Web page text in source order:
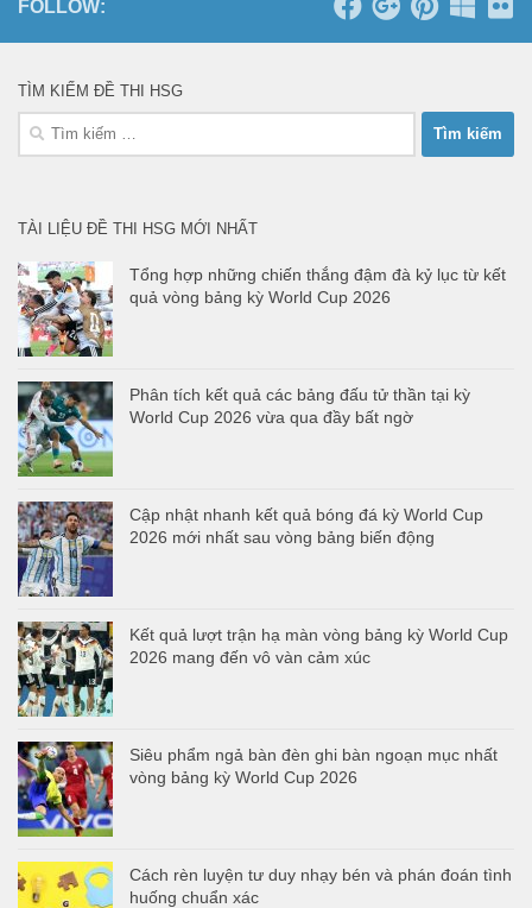
FOLLOW:
TÌM KIẾM ĐỀ THI HSG
Tìm
TÀI LIỆU ĐỀ THI HSG MỚI NHẤT
Tổng hợp những chiến thắng đậm đà kỷ lục từ kết
quả vòng bảng kỳ World Cup 2026
Phân tích kết quả các bảng đấu tử thần tại kỳ
World Cup 2026 vừa qua đầy bất ngờ
Cập nhật nhanh kết quả bóng đá kỳ World Cup
2026 mới nhất sau vòng bảng biến động
Kết quả lượt trận hạ màn vòng bảng kỳ World Cup
2026 mang đến vô vàn cảm xúc
Siêu phẩm ngả bàn đèn ghi bàn ngoạn mục nhất
vòng bảng kỳ World Cup 2026
Cách rèn luyện tư duy nhạy bén và phán đoán tình
huống chuẩn xác